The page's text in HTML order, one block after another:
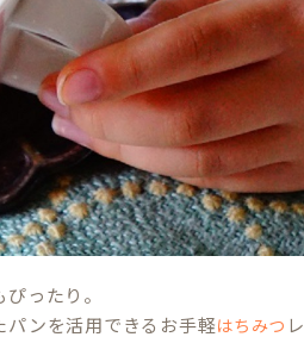
ったり。
ンを活用できるお手軽はちみつ